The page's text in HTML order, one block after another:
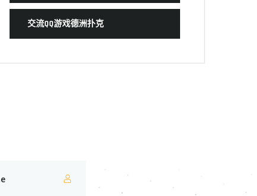
交流QQ游戏德洲扑克